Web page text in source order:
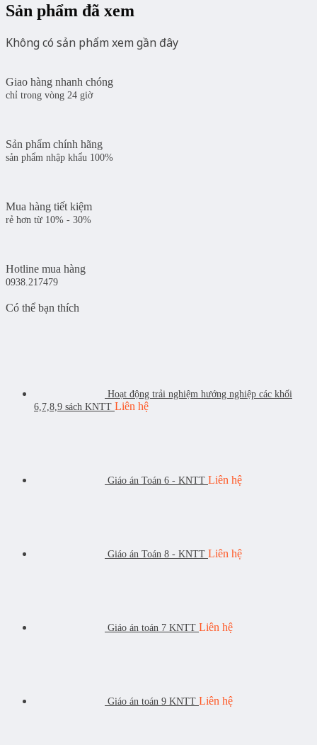
Sự
Biến
Mất
quantity
Sản phẩm đã xem
Không có sản phẩm xem gần đây
Giao hàng nhanh chóng
chỉ trong vòng 24 giờ
Sản phẩm chính hãng
sản phẩm nhập khẩu 100%
Mua hàng tiết kiệm
rẻ hơn từ 10% - 30%
Hotline mua hàng
0938.217479
Có thể bạn thích
Hoạt động trải nghiệm hướng nghiệp các khối
6,7,8,9 sách KNTT Liên hệ
Giáo án Toán 6 - KNTT Liên hệ
Giáo án Toán 8 - KNTT Liên hệ
Giáo án toán 7 KNTT Liên hệ
Giáo án toán 9 KNTT Liên hệ